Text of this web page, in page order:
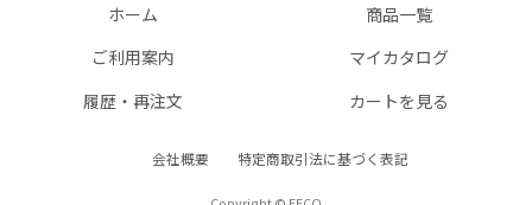
ホーム
商品一覧
ご利用案内
マイカタログ
履歴・再注文
カートを見る
会社概要 特定商取引法に基づく表記